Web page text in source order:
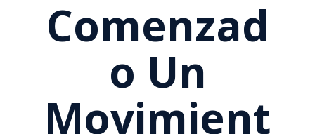
Comenzad
O Un
Movimient